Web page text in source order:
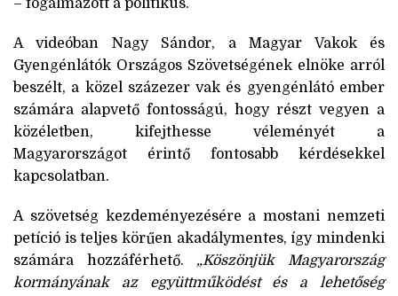
– fogalmazott a politikus.
A videóban Nagy Sándor, a Magyar Vakok és
Gyengénlátók Országos Szövetségének elnöke arról
beszélt, a közel százezer vak és gyengénlátó ember
számára alapvető fontosságú, hogy részt vegyen a
közéletben, kifejthesse véleményét a
Magyarországot érintő fontosabb kérdésekkel
kapcsolatban.
A szövetség kezdeményezésére a mostani nemzeti
petíció is teljes körűen akadálymentes, így mindenki
számára hozzáférhető. „Köszönjük Magyarország
kormányának az együttműködést és a lehetőség